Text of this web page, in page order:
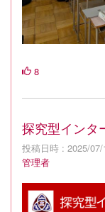
8
探究型インタ
投稿日時 : 2025/07/
管理者